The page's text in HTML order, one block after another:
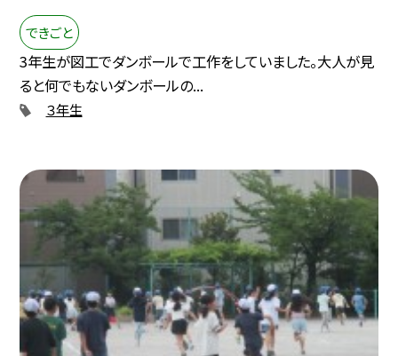
できごと
3年生が図工でダンボールで工作をしていました。大人が見
ると何でもないダンボールの...
３年生